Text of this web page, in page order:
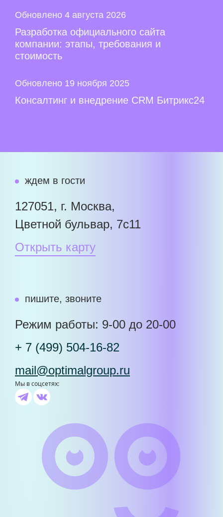
Обновлено 4 августа 2026
Разработка официального сайта
компании: этапы, требования и
стоимость
Обновлено 19 ноября 2025
Консалтинг и внедрение CRM Битрикс24
ждем в гости
127051, г. Москва,
Цветной бульвар, 7с11
Открыть карту
пишите, звоните
Режим работы: 9-00 до 20-00
+ 7 (499) 504-16-82
mail@optimalgroup.ru
Мы в соцсетях: